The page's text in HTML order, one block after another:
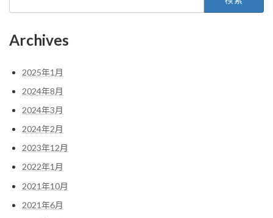
Archives
2025年1月
2024年8月
2024年3月
2024年2月
2023年12月
2022年1月
2021年10月
2021年6月